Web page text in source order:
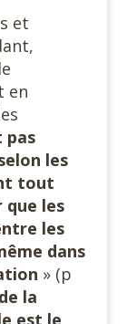
et
en
pas
les
tout
les
les
dans
» (p
la
est le